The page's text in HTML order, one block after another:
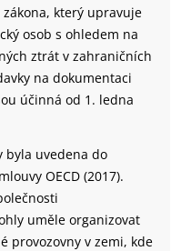
který upravuje
osob s ohledem na
ztrát v zahraničních
na dokumentaci
účinná od 1. ledna
byla uvedena do
OECD (2017).
uměle organizovat
provozovny v zemi, kde